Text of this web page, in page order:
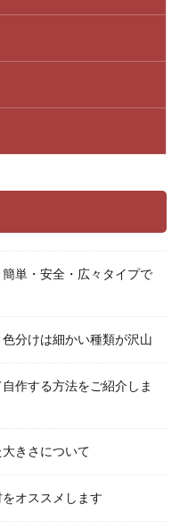
単・安全・広々タイプで
分けは細かい種類が沢山
作する方法をご紹介しま
きさについて
オススメします